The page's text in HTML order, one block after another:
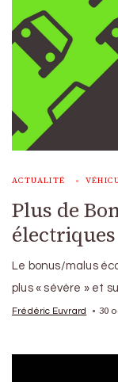
ACTUALITÉ
Plus de
électriques
Le bonus/malus
plus « sévère » et
Frédéric Euvrard 30